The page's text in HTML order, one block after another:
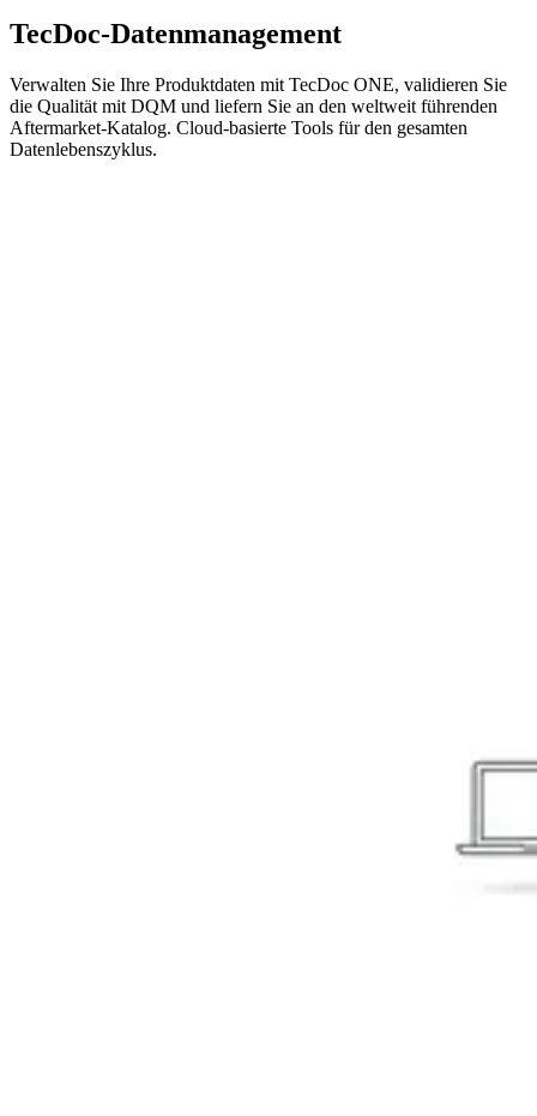
TecDoc-Datenmanagement
Verwalten Sie Ihre Produktdaten mit TecDoc ONE, validieren Sie
die Qualität mit DQM und liefern Sie an den weltweit führenden
Aftermarket-Katalog. Cloud-basierte Tools für den gesamten
Datenlebenszyklus.